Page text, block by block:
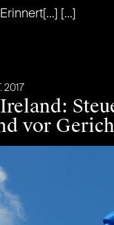
[...]
2017
vor